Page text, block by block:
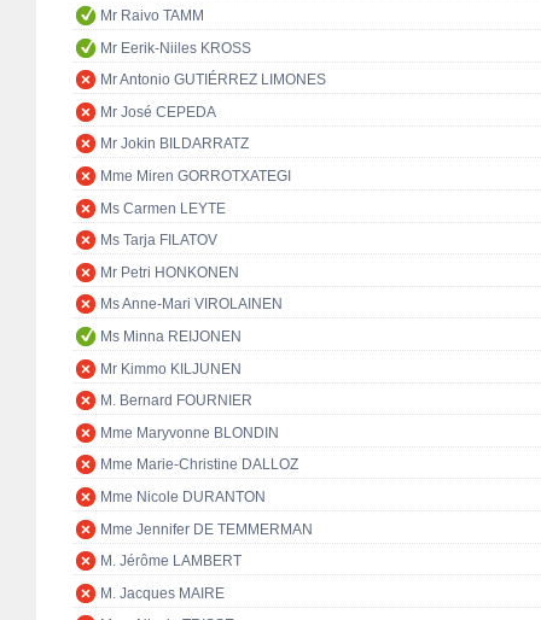
Mr Raivo TAMM
Mr Eerik-Niiles KROSS
Mr Antonio GUTIÉRREZ LIMONES
Mr José CEPEDA
Mr Jokin BILDARRATZ
Mme Miren GORROTXATEGI
Ms Carmen LEYTE
Ms Tarja FILATOV
Mr Petri HONKONEN
Ms Anne-Mari VIROLAINEN
Ms Minna REIJONEN
Mr Kimmo KILJUNEN
M. Bernard FOURNIER
Mme Maryvonne BLONDIN
Mme Marie-Christine DALLOZ
Mme Nicole DURANTON
Mme Jennifer DE TEMMERMAN
M. Jérôme LAMBERT
M. Jacques MAIRE